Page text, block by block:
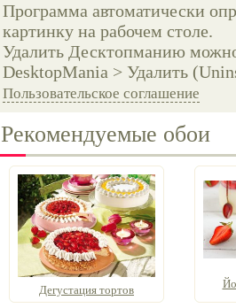
Программа автоматически
картинку на рабочем столе.
Удалить Десктопманию
DesktopMania > Удалить
Пользовательское соглашение
Рекомендуемые обои
Дегустация тортов